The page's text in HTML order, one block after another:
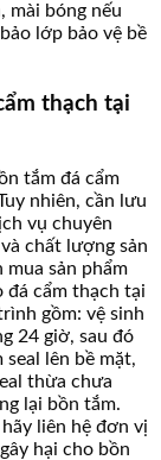
mài bóng nếu
lớp bảo vệ bề
thạch tại
tắm đá cẩm
nhiên, cần lưu
vụ chuyên
chất lượng sản
mua sản phẩm
đá cẩm thạch tại
gồm: vệ sinh
24 giờ, sau đó
seal lên bề mặt,
thừa chưa
lại bồn tắm.
liên hệ đơn vị
hại cho bồn